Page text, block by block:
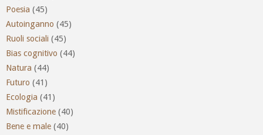
Poesia (45)
Autoinganno (45)
Ruoli sociali (45)
Bias cognitivo (44)
Natura (44)
Futuro (41)
Ecologia (41)
Mistificazione (40)
Bene e male (40)